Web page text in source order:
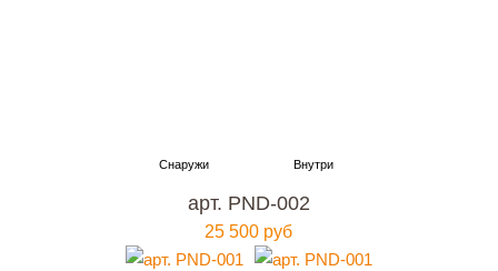
арт. PND-002
25 500 руб